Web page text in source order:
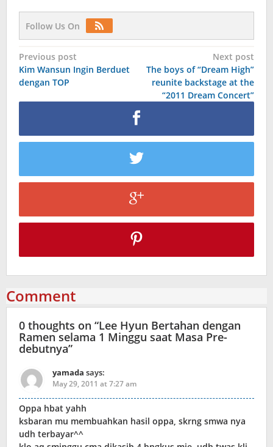
Follow Us On
Post
navigation
Previous post
Kim Wansun Ingin Berduet
dengan TOP
Next post
The boys of “Dream High”
reunite backstage at the
“2011 Dream Concert”
Comment
0 thoughts on “Lee Hyun Bertahan dengan
Ramen selama 1 Minggu saat Masa Pre-
debutnya”
yamada says:
May 29, 2011 at 7:27 am
Oppa hbat yahh
ksbaran mu membuahkan hasil oppa, skrng smwa nya
udh terbayar^^